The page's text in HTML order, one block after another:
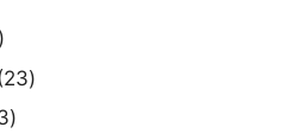
13
producten
2323
13